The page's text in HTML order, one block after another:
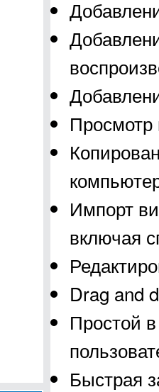
Просмотр
Импорт
включая
Drag and
Простой
Быстрая